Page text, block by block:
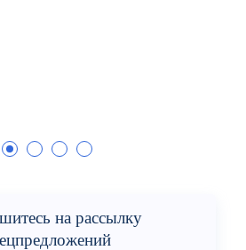
на рассылку